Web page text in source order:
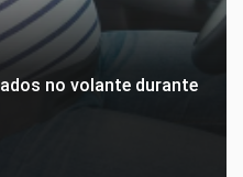
no volante durante